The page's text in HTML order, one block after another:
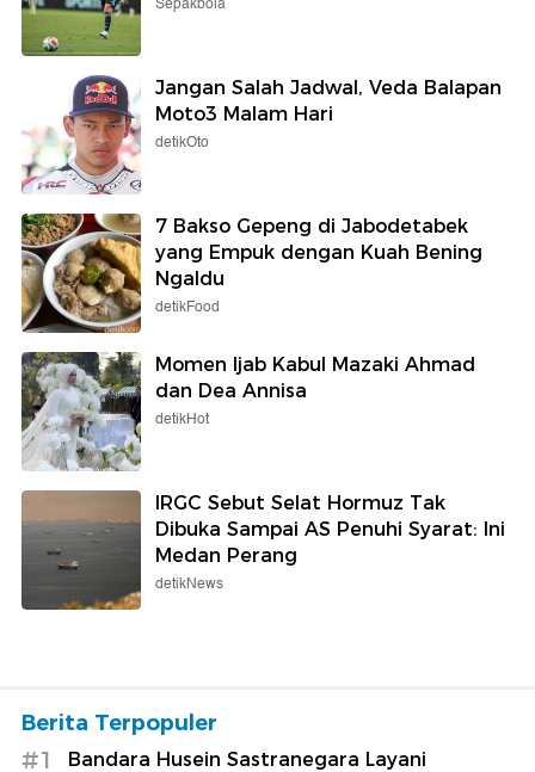
Sepakbola
Jangan Salah Jadwal, Veda Balapan
Moto3 Malam Hari
detikOto
7 Bakso Gepeng di Jabodetabek
yang Empuk dengan Kuah Bening
Ngaldu
detikFood
Momen Ijab Kabul Mazaki Ahmad
dan Dea Annisa
detikHot
IRGC Sebut Selat Hormuz Tak
Dibuka Sampai AS Penuhi Syarat: Ini
Medan Perang
detikNews
Berita Terpopuler
#1
Bandara Husein Sastranegara Layani